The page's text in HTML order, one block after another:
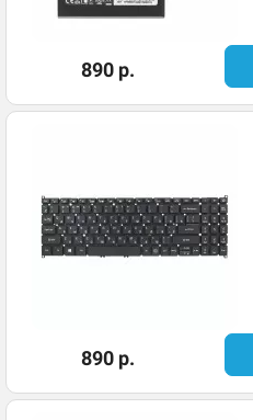
890 р.
890 р.